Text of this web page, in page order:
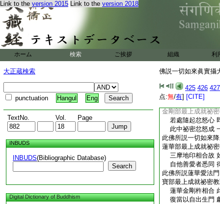
Link to the version 2015 Link to the version 2018
ホーム 検索 ご挨拶 組織 利
大正蔵検索
punctuation Hangul Eng
TextNo. Vol. Page
INBUDS
INBUDS(Bibliographic Database)
Search
Digital Dictionary of Buddhism
佛説一切如來眞實攝
425 426 427
点:無/有] [CITE]
復次金剛手菩薩摩
就祕密教理
謂先通説一切如來
佛大菩提三摩地
此佛所説一切如來
如來部最上成就祕
薩埵金剛印安心
捺哩墀婆嚩稱時
今此祕密相應法
玉呬婆哩野稱時
此佛所説金剛薩埵
金剛部最上成就祕
若處隨起忿怒心
此中祕密忿怒成
此佛所説一切如來
蓮華部最上成就祕
三摩地印相合故
自他善愛者悉同
此佛所説蓮華愛法門
寶部最上成就祕密
蓮華金剛杵相合
復當以自出生門